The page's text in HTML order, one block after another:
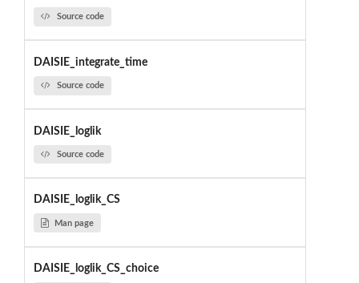
Source code
DAISIE_integrate_time
Source code
DAISIE_loglik
Source code
DAISIE_loglik_CS
Man page
DAISIE_loglik_CS_choice